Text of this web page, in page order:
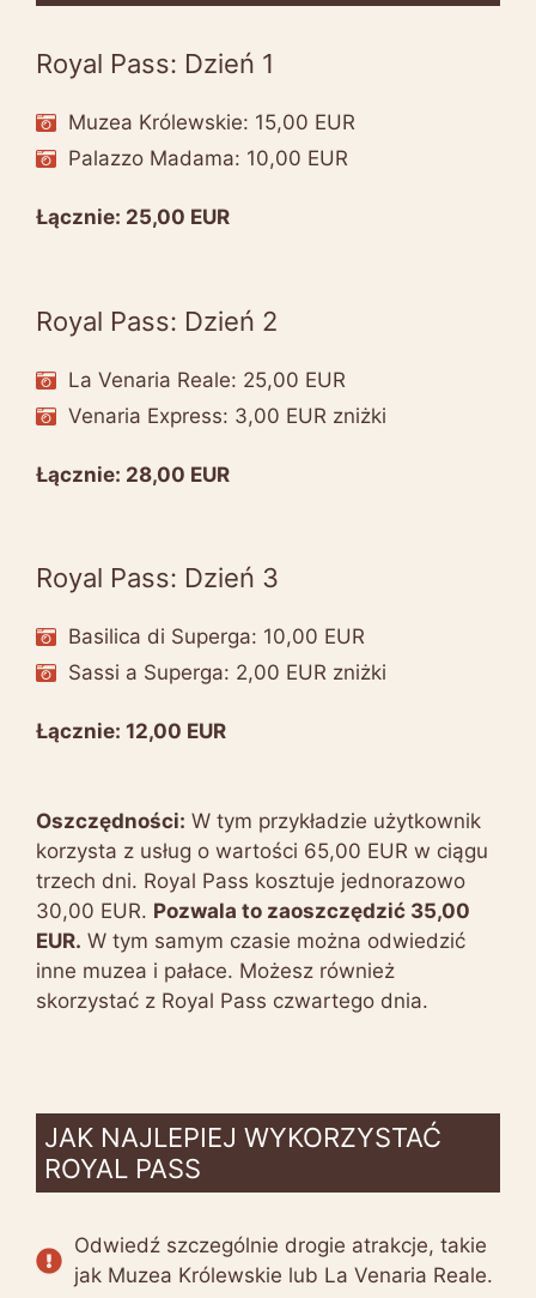
Royal Pass: Dzień 1
Muzea Królewskie: 15,00 EUR
Palazzo Madama: 10,00 EUR
Łącznie: 25,00 EUR
Royal Pass: Dzień 2
La Venaria Reale: 25,00 EUR
Venaria Express: 3,00 EUR zniżki
Łącznie: 28,00 EUR
Royal Pass: Dzień 3
Basilica di Superga: 10,00 EUR
Sassi a Superga: 2,00 EUR zniżki
Łącznie: 12,00 EUR
Oszczędności: W tym przykładzie użytkownik
korzysta z usług o wartości 65,00 EUR w ciągu
trzech dni. Royal Pass kosztuje jednorazowo
30,00 EUR. Pozwala to zaoszczędzić 35,00
EUR. W tym samym czasie można odwiedzić
inne muzea i pałace. Możesz również
skorzystać z Royal Pass czwartego dnia.
JAK NAJLEPIEJ WYKORZYSTAĆ
ROYAL PASS
Odwiedź szczególnie drogie atrakcje, takie
jak Muzea Królewskie lub La Venaria Reale.